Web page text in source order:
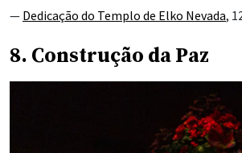
— Dedicação do Templo de Elko Nevada,
8. Construção da Paz